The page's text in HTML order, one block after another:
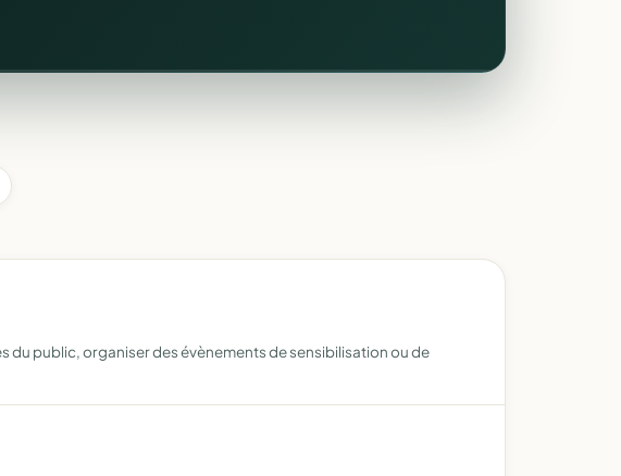
du public, organiser des évènements de sensibilisation ou de